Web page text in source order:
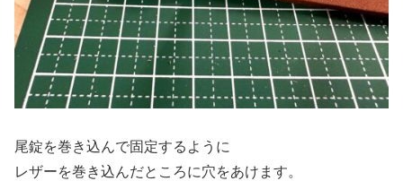
尾錠を巻き込んで固定するように
レザーを巻き込んだところに穴をあけます。